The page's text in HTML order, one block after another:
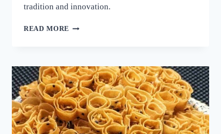
tradition and innovation.
READ MORE നല്ല
പലർക്കും
അറിയാത്ത
പുതിയ
രഹസ്യം
ഇതാ!
ദോശ
ഒരു